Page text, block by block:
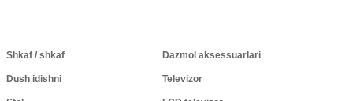
Shkaf / shkaf
Dush idishni
Dazmol aksessuarlari
Televizor